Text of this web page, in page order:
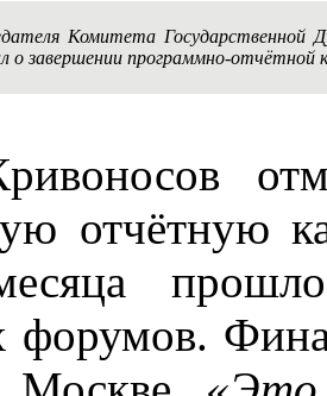
Комитета
о завершении программно-отчётной
отчётную